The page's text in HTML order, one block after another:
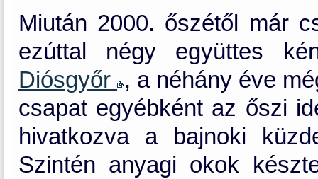
Miután 2000. őszétől már
ezúttal négy együttes
Diósgyőr , a néhány éve
csapat egyébként az őszi
hivatkozva a bajnoki
Szintén anyagi okok